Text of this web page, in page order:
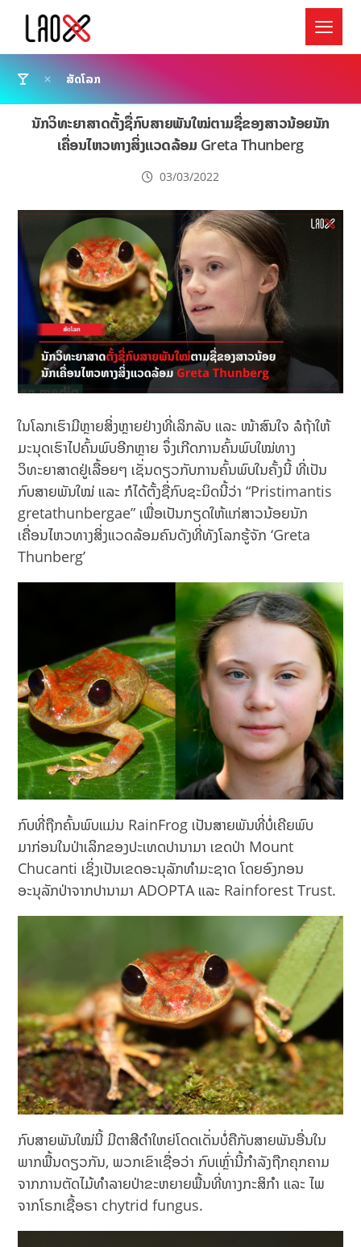
ສັດໂລກ
ນັກວິທະຍາສາດຕັ້ງຊື່ກົບສາຍພັນໃໝ່ຕາມຊື່ຂອງສາວນ້ອຍນັກ
ເຄື່ອນໄຫວທາງສິ່ງແວດລ້ອມ Greta Thunberg
03/03/2022
ໃນໂລກເຮົາມີຫຼາຍສິ່ງຫຼາຍຢ່າງທີ່ເລິກລັບ ແລະ ໜ້າສົນໃຈ ລໍຖ້າໃຫ້
ມະນຸດເຮົາໄປຄົ້ນພົບອີກຫຼາຍ ຈຶ່ງເກີດການຄົ້ນພົບໃໝ່ທາງ
ວິທະຍາສາດຢູ່ເລື້ອຍໆ ເຊັ່ນດຽວກັບການຄົ້ນພົບໃນຄັ້ງນີ້ ທີ່ເປັນ
ກົບສາຍພັນໃໝ່ ແລະ ກໍໄດ້ຕັ້ງຊື່ກົບຊະນິດນີ້ວ່າ “Pristimantis
gretathunbergae” ເພື່ອເປັນກຽດໃຫ້ແກ່ສາວນ້ອຍນັກ
ເຄື່ອນໄຫວທາງສິ່ງແວດລ້ອມຄົນດັງທີ່ທັງໂລກຮູ້ຈັກ ‘Greta
Thunberg’
ກົບທີ່ຖືກຄົ້ນພົບແມ່ນ RainFrog ເປັນສາຍພັນທີ່ບໍ່ເຄີຍພົບ
ມາກ່ອນໃນປ່າເລິກຂອງປະເທດປານາມາ ເຂດປ່າ Mount
Chucanti ເຊິ່ງເປັນເຂດອະນຸລັກທຳມະຊາດ ໂດຍອົງກອນ
ອະນຸລັກປ່າຈາກປານາມາ ADOPTA ແລະ Rainforest Trust.
ກົບສາຍພັນໃໝ່ນີ້ ມີຕາສີດຳໃຫຍ່ໂດດເດັ່ນບໍ່ຄືກັບສາຍພັນອື່ນໃນ
ພາກພື້ນດຽວກັນ, ພວກເຂົາເຊື່ອວ່າ ກົບເຫຼົ່ານີ້ກຳລັງຖືກຄຸກຄາມ
ຈາກການຕັດໄມ້ທຳລາຍປ່າຂະຫຍາຍພື້ນທີ່ທາງກະສິກຳ ແລະ ໄພ
ຈາກໂຣກເຊື້ອຣາ chytrid fungus.